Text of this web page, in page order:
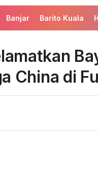
Banjar Barito Kuala
China di